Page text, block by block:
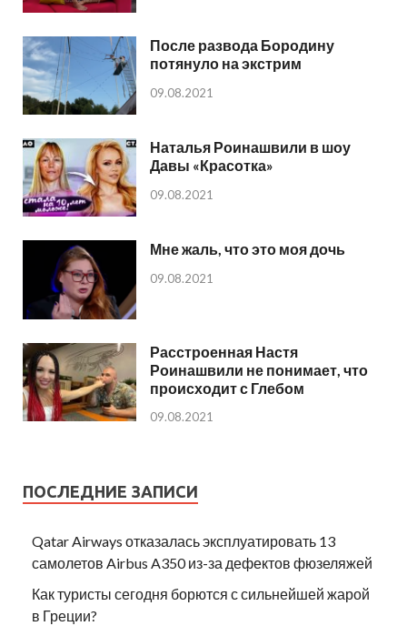
После развода Бородину
потянуло на экстрим
09.08.2021
Наталья Роинашвили в шоу
Давы «Красотка»
09.08.2021
Мне жаль, что это моя дочь
09.08.2021
Расстроенная Настя
Роинашвили не понимает, что
происходит с Глебом
09.08.2021
ПОСЛЕДНИЕ ЗАПИСИ
Qatar Airways отказалась эксплуатировать 13
самолетов Airbus A350 из-за дефектов фюзеляжей
Как туристы сегодня борются с сильнейшей жарой
в Греции?